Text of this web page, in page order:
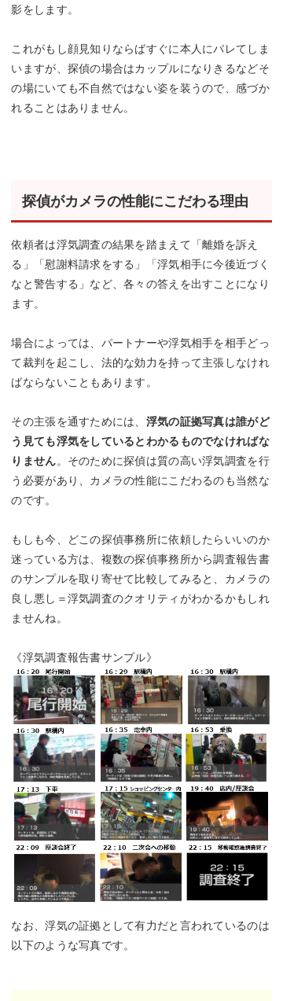
影をします。
これがもし顔見知りならばすぐに本人にバレてしま
いますが、探偵の場合はカップルになりきるなどそ
の場にいても不自然ではない姿を装うので、感づか
れることはありません。
探偵がカメラの性能にこだわる理由
依頼者は浮気調査の結果を踏まえて「離婚を訴え
る」「慰謝料請求をする」「浮気相手に今後近づく
なと警告する」など、各々の答えを出すことになり
ます。
場合によっては、パートナーや浮気相手を相手どっ
て裁判を起こし、法的な効力を持って主張しなけれ
ばならないこともあります。
その主張を通すためには、 浮気の証拠写真は誰がど
う見ても浮気をしているとわかるものでなければな
りません。そのために探偵は質の高い浮気調査を行
う必要があり、カメラの性能にこだわるのも当然な
のです。
もしも今、どこの探偵事務所に依頼したらいいのか
迷っている方は、複数の探偵事務所から調査報告書
のサンプルを取り寄せて比較してみると、カメラの
良し悪し＝浮気調査のクオリティがわかるかもしれ
ませんね。
《浮気調査報告書サンプル》
なお、浮気の証拠として有力だと言われているのは
以下のような写真です。